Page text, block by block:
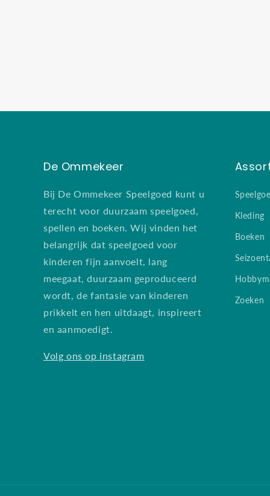
De Ommekeer
Bij De Ommekeer Speelgoed kunt u
terecht voor duurzaam speelgoed,
spellen en boeken. Wij vinden het
belangrijk dat speelgoed voor
kinderen fijn aanvoelt, lang
meegaat, duurzaam geproduceerd
wordt, de fantasie van kinderen
prikkelt en hen uitdaagt, inspireert
en aanmoedigt.
Volg ons op instagram
Kleding
Boeken
Zoeken